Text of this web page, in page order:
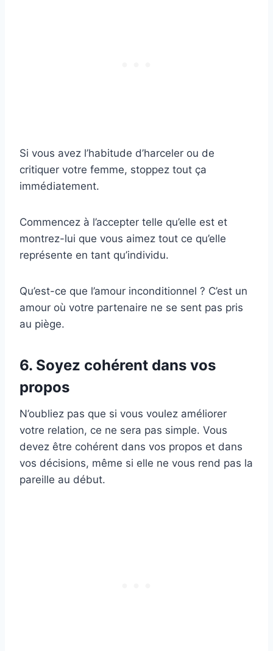
Si vous avez l’habitude d’harceler ou de
critiquer votre femme, stoppez tout ça
immédiatement.
Commencez à l’accepter telle qu’elle est et
montrez-lui que vous aimez tout ce qu’elle
représente en tant qu’individu.
Qu’est-ce que l’amour inconditionnel ? C’est un
amour où votre partenaire ne se sent pas pris
au piège.
6. Soyez cohérent dans vos
propos
N’oubliez pas que si vous voulez améliorer
votre relation, ce ne sera pas simple. Vous
devez être cohérent dans vos propos et dans
vos décisions, même si elle ne vous rend pas la
pareille au début.